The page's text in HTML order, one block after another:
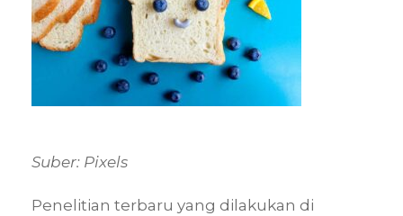
Suber: Pixels
Penelitian terbaru yang dilakukan di